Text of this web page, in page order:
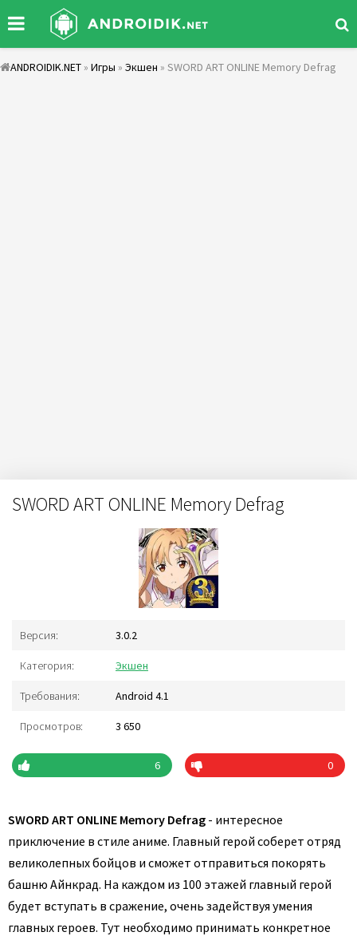
ANDROIDIK.NET » Игры » Экшен » SWORD ART ONLINE Memory Defrag
SWORD ART ONLINE Memory Defrag
Версия: 3.0.2
Категория: Экшен
Требования: Android 4.1
Просмотров: 3 650
6 0
SWORD ART ONLINE Memory Defrag - интересное
приключение в стиле аниме. Главный герой соберет отряд
великолепных бойцов и сможет отправиться покорять
башню Айнкрад. На каждом из 100 этажей главный герой
будет вступать в сражение, очень задействуя умения
главных героев. Тут необходимо принимать конкретное